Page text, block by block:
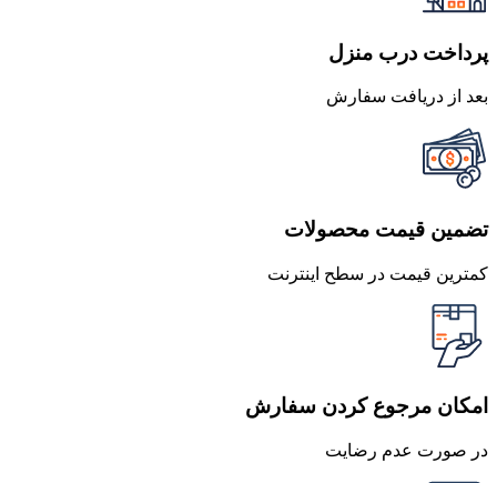
پرداخت درب منزل
بعد از دریافت سفارش
تضمین قیمت محصولات
کمترین قیمت در سطح اینترنت
امکان مرجوع کردن سفارش
در صورت عدم رضایت